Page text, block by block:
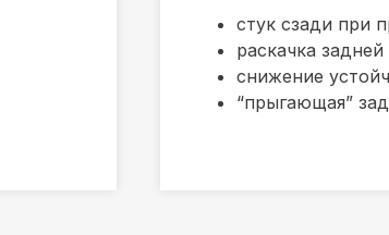
стук сзади при
раскачка
снижение
“прыгающая”